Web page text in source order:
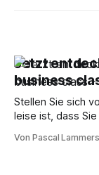
Jetzt
business
Stellen Sie sich
leise ist, dass
Lufthansa
Von Pascal Lammers